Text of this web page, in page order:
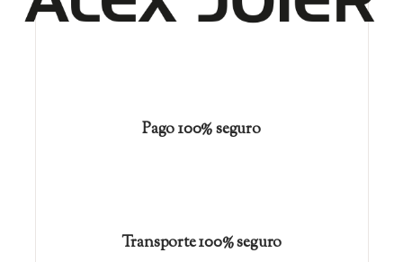
Pago 100% seguro
Transporte 100% seguro